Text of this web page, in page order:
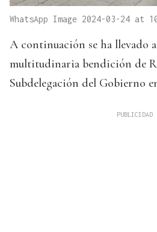
WhatsApp Image 2024-03-24 at
A continuación se ha llevado
multitudinaria bendición de
Subdelegación del Gobierno